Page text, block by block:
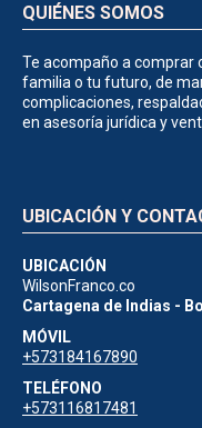
QUIÉNES SOMOS
Te acompaño a comprar
familia o tu futuro, de
complicaciones,
en asesoría jurídica y
UBICACIÓN Y
UBICACIÓN
WilsonFranco.co
Cartagena de Indias -
MÓVIL
+573184167890
TELÉFONO
+573116817481